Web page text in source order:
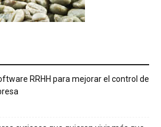
RRHH para mejorar el control de